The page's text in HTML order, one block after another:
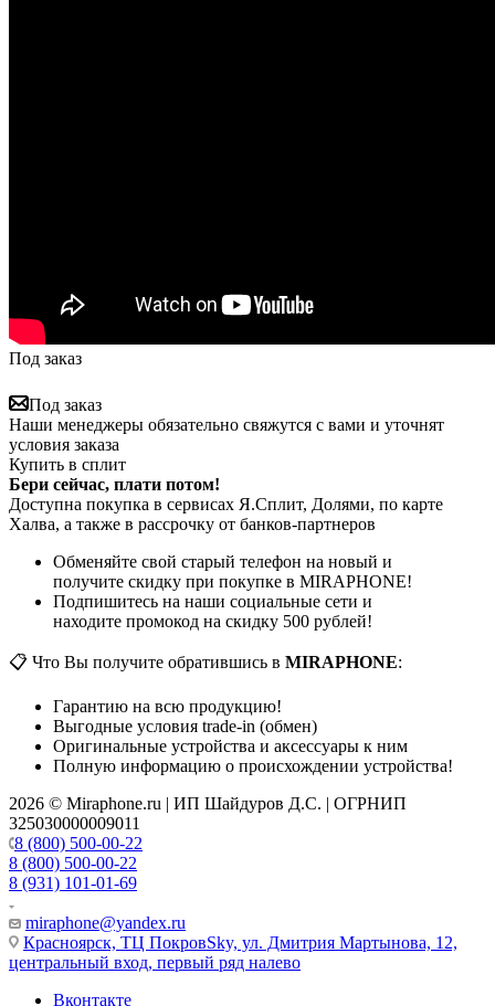
Под заказ
Под заказ
Наши менеджеры обязательно свяжутся с вами и уточнят
условия заказа
Купить в сплит
Бери сейчас, плати потом!
Доступна покупка в сервисах Я.Сплит, Долями, по карте
Халва, а также в рассрочку от банков-партнеров
Обменяйте свой старый телефон на новый и
получите скидку при покупке в MIRAPHONE!
Подпишитесь на наши социальные сети и
находите промокод на скидку 500 рублей!
📋 Что Вы получите обратившись в MIRAPHONE:
Гарантию на всю продукцию!
Выгодные условия trade-in (обмен)
Оригинальные устройства и аксессуары к ним
Полную информацию о происхождении устройства!
2026 © Miraphone.ru | ИП Шайдуров Д.С. | ОГРНИП
325030000009011
8 (800) 500-00-22
8 (800) 500-00-22
8 (931) 101-01-69
miraphone@yandex.ru
Красноярск, ТЦ ПокровSky, ул. Дмитрия Мартынова, 12,
центральный вход, первый ряд налево
Вконтакте